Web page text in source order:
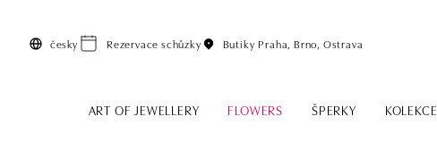
česky Rezervace schůzky Butiky Praha, Brno, Ostrava
ART OF JEWELLERY FLOWERS ŠPERKY KOLEKCE